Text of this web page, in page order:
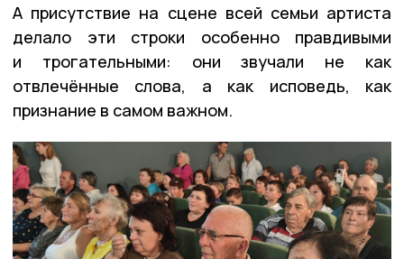
А присутствие на сцене всей семьи артиста
делало эти строки особенно правдивыми
и трогательными: они звучали не как
отвлечённые слова, а как исповедь, как
признание в самом важном.